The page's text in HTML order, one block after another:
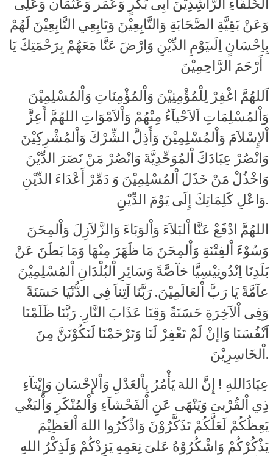
وَعَنْ بَقِيَّةِ الصَّحَابَةِ وَالتَّابِعِيْنَ وَتَابِعِي التَّابِعِيْنَ لَهُمْ
بِاِحْسَانٍ اِلَىيَوْمِ الدِّيْنِ وَارْضَ عَنَّا مَعَهُمْ بِرَحْمَتِكَ يَا
اَللهُمَّ اغْفِرْ لِلْمُؤْمِنِيْنَ وَاْلمُؤْمِنَاتِ وَاْلمُسْلِمِيْنَ
وَاْلمُسْلِمَاتِ اَلاَحْيآءُ مِنْهُمْ وَاْلاَمْوَاتِ اللهُمَّ أَعِزَّ
اْلإِسْلاَمَ وَاْلمُسْلِمِيْنَ وَأَذِلَّ الشِّرْكَ وَاْلمُشْرِكِيْنَ
وَانْصُرْ عِبَادَكَ اْلمُوَحِّدِيَّةَ وَانْصُرْ مَنْ نَصَرَ الدِّيْنَ
وَاخْذُلْ مَنْ خَذَلَ اْلمُسْلِمِيْنَ وَ دَمِّرْ أَعْدَاءَ الدِّيْنِ
وَاعْلِ كَلِمَاتِكَ إِلَى يَوْمَ الدِّيْنِ.
اللهُمَّ ادْفَعْ عَنَّا اْلبَلاَءَ وَاْلوَبَاءَ وَالزَّلاَزِلَ وَاْلمِحَنَ
وَسُوْءَ اْلفِتْنَةِ وَاْلمِحَنَ مَا ظَهَرَ مِنْهَا وَمَا بَطَنَ عَنْ
بَلَدِنَا اِنْدُونِيْسِيَّا خآصَّةً وَسَائِرِ اْلبُلْدَانِ اْلمُسْلِمِيْنَ
عآمَّةً يَا رَبَّ اْلعَالَمِيْنَ. رَبَّنَا آتِناَ فِى الدُّنْيَا حَسَنَةً
وَفِى اْلآخِرَةِ حَسَنَةً وَقِنَا عَذَابَ النَّارِ. رَبَّنَا ظَلَمْنَا
اَنْفُسَنَا وَاإنْ لَمْ تَغْفِرْ لَنَا وَتَرْحَمْنَا لَنَكُوْنَنَّ مِنَ
اْلخَاسِرِيْنَ.
عِبَادَاللهِ ! إِنَّ اللهَ يَأْمُرُ بِاْلعَدْلِ وَاْلإِحْسَانِ وَإِيْتآءِ
ذِي اْلقُرْبىَ وَيَنْهَى عَنِ اْلفَحْشآءِ وَاْلمُنْكَرِ وَاْلبَغْي
يَعِظُكُمْ لَعَلَّكُمْ تَذَكَّرُوْنَ وَاذْكُرُوا اللهَ اْلعَظِيْمَ
يَذْكُرْكُمْ وَاشْكُرُوْهُ عَلىَ نِعَمِهِ يَزِدْكُمْ وَلَذِكْرُ اللهِ